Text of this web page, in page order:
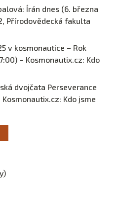
Írán dnes (6. března
Přírodovědecká fakulta
v kosmonautice – Rok
– Kosmonautix.cz: Kdo
dvojčata Perseverance
Kosmonautix.cz: Kdo jsme